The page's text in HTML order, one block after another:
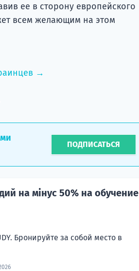
ее в сторону европейского
всем желающим на этом
→
ПОДПИСАТЬСЯ
на мінус 50% на обучение
Бронируйте за собой место в